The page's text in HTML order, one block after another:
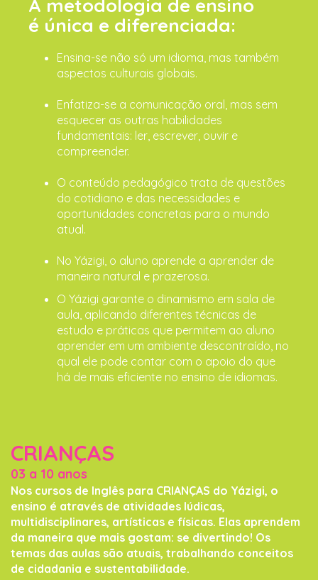
A metodologia de ensino
é única e diferenciada:
Ensina-se não só um idioma, mas também
aspectos culturais globais.
Enfatiza-se a comunicação oral, mas sem
esquecer as outras habilidades
fundamentais: ler, escrever, ouvir e
compreender.
O conteúdo pedagógico trata de questões
do cotidiano e das necessidades e
oportunidades concretas para o mundo
atual.
No Yázigi, o aluno aprende a aprender de
maneira natural e prazerosa.
O Yázigi garante o dinamismo em sala de
aula, aplicando diferentes técnicas de
estudo e práticas que permitem ao aluno
aprender em um ambiente descontraído, no
qual ele pode contar com o apoio do que
há de mais eficiente no ensino de idiomas.
CRIANÇAS
03 a 10 anos
Nos cursos de Inglês para CRIANÇAS do Yázigi, o
ensino é através de atividades lúdicas,
multidisciplinares, artísticas e físicas. Elas aprendem
da maneira que mais gostam: se divertindo! Os
temas das aulas são atuais, trabalhando conceitos
de cidadania e sustentabilidade.